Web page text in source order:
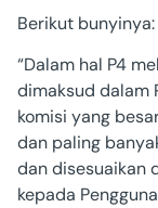
Berikut bunyinya:
“Dalam hal P4
dimaksud dalam
komisi yang
dan paling
dan disesuaikan
kepada